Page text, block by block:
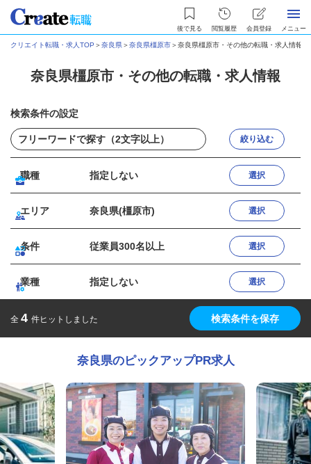
後で見る 閲覧履歴 会員登録 メニュー
クリエイト転職・求人TOP ＞奈良県＞奈良県橿原市＞奈良県橿原市・その他の転職・求人情報
奈良県橿原市・その他の転職・求人情報
検索条件の設定
絞り込む
職種 指定しない 選択
エリア 奈良県(橿原市) 選択
条件 従業員300名以上 選択
業種 指定しない 選択
全 4 件ヒットしました 検索条件を保存
奈良県のピックアップPR求人